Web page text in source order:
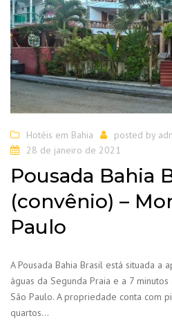
Hotéis em Bahia posted by
28 de janeiro de 2021
Pousada Bahia
(convênio) –
Paulo
A Pousada Bahia Brasil está situada a
águas da Segunda Praia e a 7
São Paulo. A propriedade conta com
quartos…